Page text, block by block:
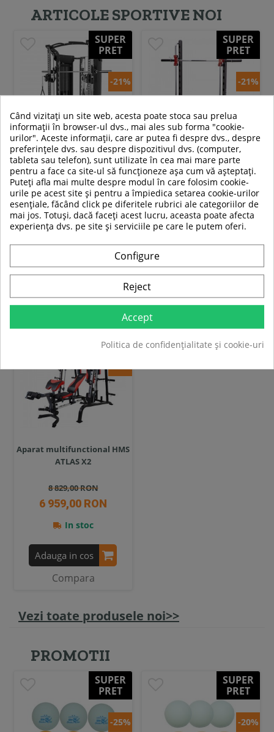
ARTICOLE SPORTIVE NOI
SUPER
PRET
-21%
Aparat multifunctional
Smith HMS CYKLOP 10
39 319,00 RON
30 988,99 RON
Adauga in cos
SUPER
PRET
-21%
Aparat Smith HMS ATLAS X3
2 889,00 RON
2 279,00 RON
Adauga in cos
SUPER
-21%
Aparat multifunctional HMS
ATLAS X2
8 829,00 RON
6 959,00 RON
In stoc
Adauga in cos
Compara
Vezi toate produsele noi>>
PROMOTII
SUPER
PRET
-25%
SUPER
PRET
-20%
Când vizitați un site web, acesta poate stoca sau prelua
informații în browser-ul dvs., mai ales sub forma "cookie-
urilor". Aceste informații, care ar putea fi despre dvs., despre
preferințele dvs. sau despre dispozitivul dvs. (computer,
tableta sau telefon), sunt utilizate în cea mai mare parte
pentru a face ca site-ul să funcționeze așa cum vă așteptați.
Puteți afla mai multe despre modul în care folosim cookie-
urile pe acest site și pentru a împiedica setarea cookie-urilor
esențiale, făcând click pe diferitele rubrici ale categoriilor de
mai jos. Totuși, dacă faceți acest lucru, aceasta poate afecta
experiența dvs. pe site și serviciile pe care le putem oferi.
Configure
Reject
Accept
Politica de confidențialitate și cookie-uri